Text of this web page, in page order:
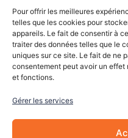
Pour offrir les meilleures
telles que les cookies pour
appareils. Le fait de consentir à
traiter des données telles que le
uniques sur ce site. Le fait de ne
consentement peut avoir un
et fonctions.
Gérer les services
Mon compte
Mes commandes
Mes adresses
Mon panier
Informations
À Propos de nous
Blog